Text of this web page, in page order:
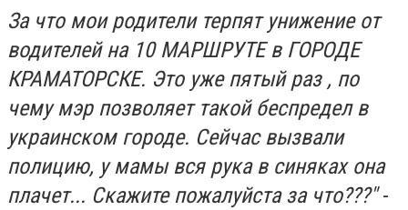
За что мои родители терпят унижение от
водителей на 10 МАРШРУТЕ в ГОРОДЕ
КРАМАТОРСКЕ. Это уже пятый раз , по
чему мэр позволяет такой беспредел в
украинском городе. Сейчас вызвали
полицию, у мамы вся рука в синяках она
плачет... Скажите пожалуйста за что???"-